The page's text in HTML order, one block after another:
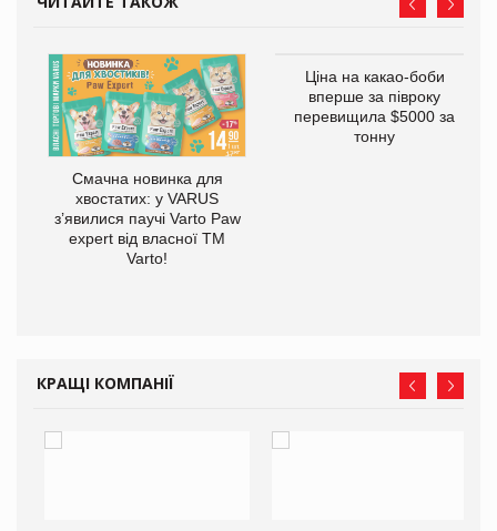
Смачна новинка для
хвостатих: у VARUS
з’явилися паучі Varto Paw
expert від власної ТМ
Varto!
Ціна на какао-боби
вперше за півроку
перевищила $5000 за
тонну
КРАЩІ КОМПАНІЇ